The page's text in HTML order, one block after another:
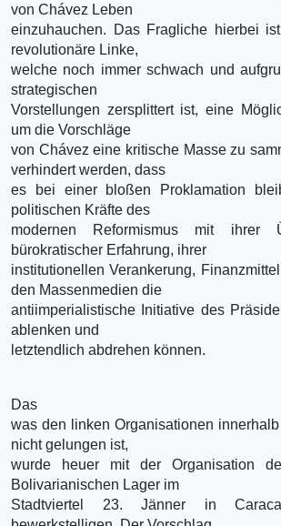
von Chávez Leben
einzuhauchen. Das Fragliche hierbei
revolutionäre Linke,
welche noch immer schwach und
strategischen
Vorstellungen zersplittert ist, eine
um die Vorschläge
von Chávez eine kritische Masse zu
verhindert werden, dass
es bei einer bloßen Proklamation
politischen Kräfte des
modernen Reformismus mit ihrer
bürokratischer Erfahrung, ihrer
institutionellen Verankerung,
den Massenmedien die
antiimperialistische Initiative des
ablenken und
letztendlich abdrehen können.
Das
was den linken Organisationen
nicht gelungen ist,
wurde heuer mit der Organisation
Bolivarianischen Lager im
Stadtviertel 23. Jänner in